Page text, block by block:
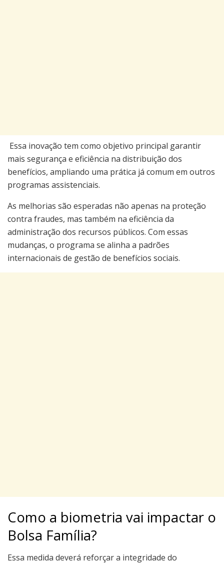
Essa inovação tem como objetivo principal garantir
mais segurança e eficiência na distribuição dos
benefícios, ampliando uma prática já comum em outros
programas assistenciais.
As melhorias são esperadas não apenas na proteção
contra fraudes, mas também na eficiência da
administração dos recursos públicos. Com essas
mudanças, o programa se alinha a padrões
internacionais de gestão de benefícios sociais.
Como a biometria vai impactar o
Bolsa Família?
Essa medida deverá reforçar a integridade do